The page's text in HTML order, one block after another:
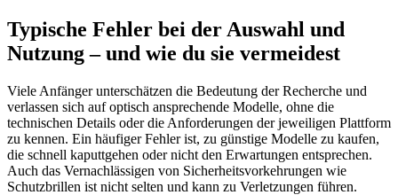
Typische Fehler bei der Auswahl und
Nutzung – und wie du sie vermeidest
Viele Anfänger unterschätzen die Bedeutung der Recherche und
verlassen sich auf optisch ansprechende Modelle, ohne die
technischen Details oder die Anforderungen der jeweiligen Plattform
zu kennen. Ein häufiger Fehler ist, zu günstige Modelle zu kaufen,
die schnell kaputtgehen oder nicht den Erwartungen entsprechen.
Auch das Vernachlässigen von Sicherheitsvorkehrungen wie
Schutzbrillen ist nicht selten und kann zu Verletzungen führen.